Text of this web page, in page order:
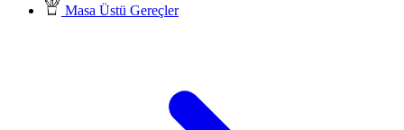
Masa Üstü Gereçler